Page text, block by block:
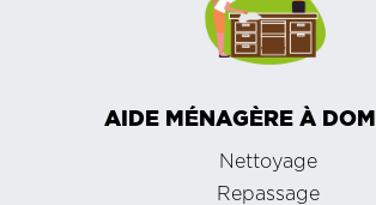
AIDE MÉNAGÈRE À
Nettoyage
Repassage